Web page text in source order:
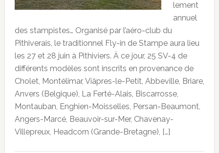
lement
annuel
des stampistes… Organisé par l’aéro-club du
Pithiverais, le traditionnel Fly-in de Stampe aura lieu
les 27 et 28 juin à Pithiviers. À ce jour, 25 SV-4 de
différents modèles sont inscrits en provenance de
Cholet, Montélimar, Viâpres-le-Petit, Abbeville, Briare,
Anvers (Belgique), La Ferté-Alais, Biscarrosse,
Montauban, Enghien-Moisselles, Persan-Beaumont,
Angers-Marcé, Beauvoir-sur-Mer, Chavenay-
Villepreux, Headcorn (Grande-Bretagne), […]